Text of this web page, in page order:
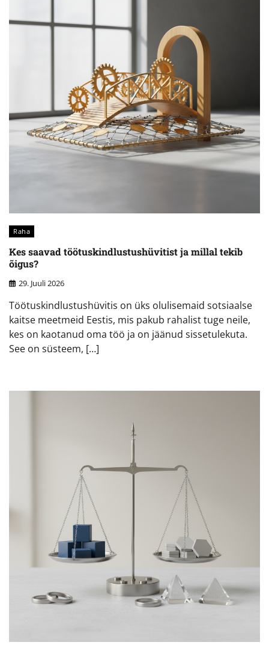
Raha
Kes saavad töötuskindlustushüvitist ja millal tekib
õigus?
29. Juuli 2026
Töötuskindlustushüvitis on üks olulisemaid sotsiaalse
kaitse meetmeid Eestis, mis pakub rahalist tuge neile,
kes on kaotanud oma töö ja on jäänud sissetulekuta.
See on süsteem, […]